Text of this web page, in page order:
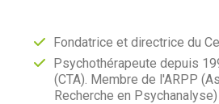
Fondatrice et directrice du
Psychothérapeute depuis
(CTA). Membre de l'ARPP
Recherche en Psychanalyse)